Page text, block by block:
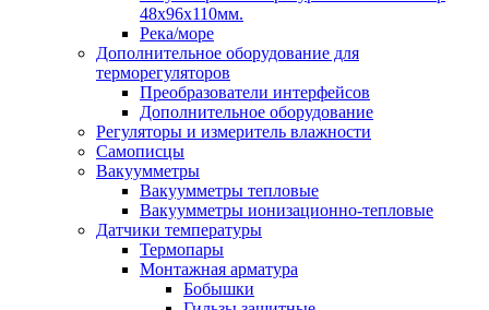
48х96х110мм.
Река/море
Дополнительное оборудование для
терморегуляторов
Преобразователи интерфейсов
Дополнительное оборудование
Регуляторы и измеритель влажности
Самописцы
Вакуумметры
Вакуумметры тепловые
Вакуумметры ионизационно-тепловые
Датчики температуры
Термопары
Монтажная арматура
Бобышки